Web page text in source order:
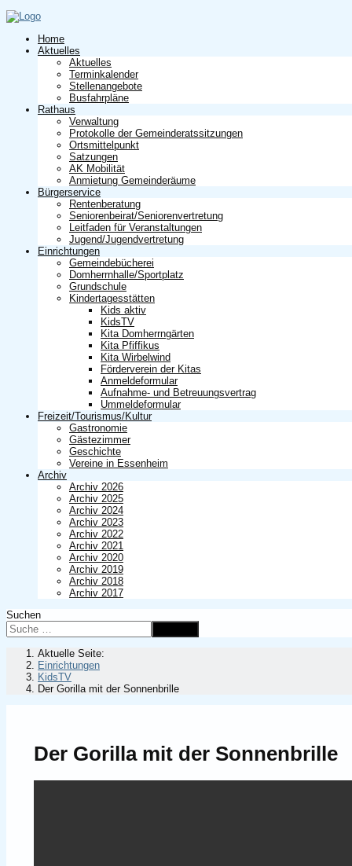
Home
Aktuelles
Aktuelles
Terminkalender
Stellenangebote
Busfahrpläne
Rathaus
Verwaltung
Protokolle der Gemeinderatssitzungen
Ortsmittelpunkt
Satzungen
AK Mobilität
Anmietung Gemeinderäume
Bürgerservice
Rentenberatung
Seniorenbeirat/Seniorenvertretung
Leitfaden für Veranstaltungen
Jugend/Jugendvertretung
Einrichtungen
Gemeindebücherei
Domherrnhalle/Sportplatz
Grundschule
Kindertagesstätten
Kids aktiv
KidsTV
Kita Domherrngärten
Kita Pfiffikus
Kita Wirbelwind
Förderverein der Kitas
Anmeldeformular
Aufnahme- und Betreuungsvertrag
Ummeldeformular
Freizeit/Tourismus/Kultur
Gastronomie
Gästezimmer
Geschichte
Vereine in Essenheim
Archiv
Archiv 2026
Archiv 2025
Archiv 2024
Archiv 2023
Archiv 2022
Archiv 2021
Archiv 2020
Archiv 2019
Archiv 2018
Archiv 2017
Suchen
Aktuelle Seite:
Einrichtungen
KidsTV
Der Gorilla mit der Sonnenbrille
Der Gorilla mit der Sonnenbrille